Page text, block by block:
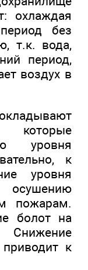
охлаждая
без
т.к. вода,
период,
воздух в
уровня
к
уровня
осушению
пожарам.
болот на
Снижение
к